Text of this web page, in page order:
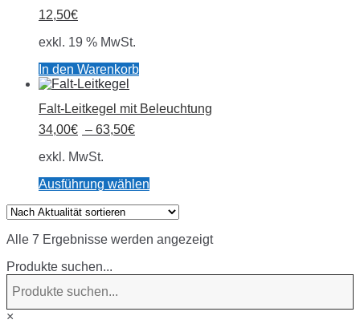
12,50€
exkl. 19 % MwSt.
In den Warenkorb
Falt-Leitkegel mit Beleuchtung
34,00€ – 63,50€
exkl. MwSt.
Ausführung wählen
weist
Varianten
auf
Alle 7 Ergebnisse werden angezeigtNach
Produkte suchen...
×